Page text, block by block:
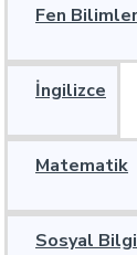
Fen
İngilizce
Matematik
Sosyal